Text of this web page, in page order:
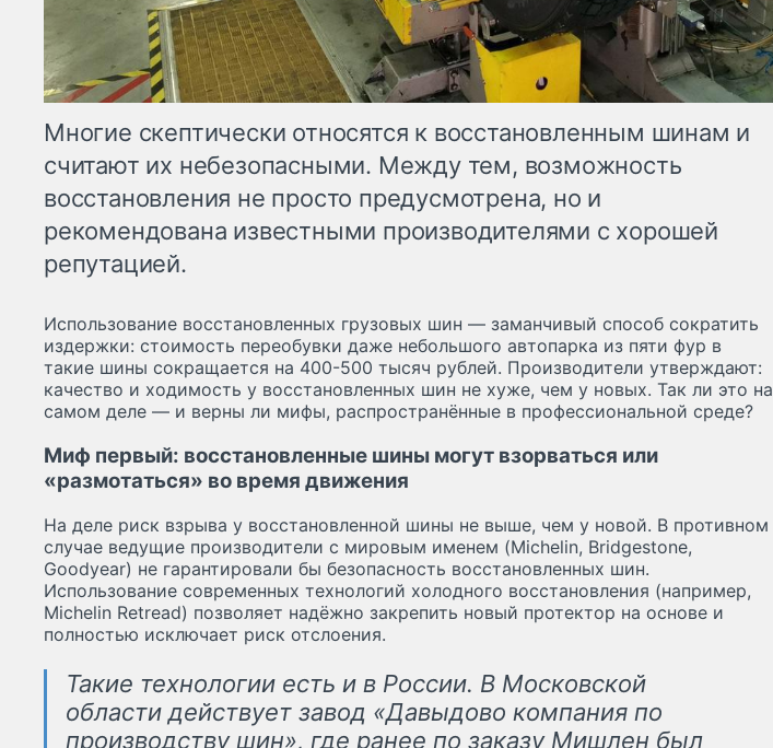
Многие скептически относятся к восстановленным шинам и
считают их небезопасными. Между тем, возможность
восстановления не просто предусмотрена, но и
рекомендована известными производителями с хорошей
репутацией.
Использование восстановленных грузовых шин — заманчивый способ сократить
издержки: стоимость переобувки даже небольшого автопарка из пяти фур в
такие шины сокращается на 400-500 тысяч рублей. Производители утверждают:
качество и ходимость у восстановленных шин не хуже, чем у новых. Так ли это на
самом деле — и верны ли мифы, распространённые в профессиональной среде?
Миф первый: восстановленные шины могут взорваться или
«размотаться» во время движения
На деле риск взрыва у восстановленной шины не выше, чем у новой. В противном
случае ведущие производители с мировым именем (Michelin, Bridgestone,
Goodyear) не гарантировали бы безопасность восстановленных шин.
Использование современных технологий холодного восстановления (например,
Michelin Retread) позволяет надёжно закрепить новый протектор на основе и
полностью исключает риск отслоения.
Такие технологии есть и в России. В Московской
области действует завод «Давыдово компания по
производству шин», где ранее по заказу Мишлен был